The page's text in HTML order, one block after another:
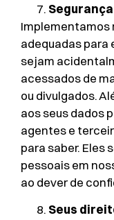
Implementamos
adequadas para
sejam
acessados de
ou divulgados.
aos seus dados
agentes e
para saber. Eles
pessoais em
ao dever de
Seus